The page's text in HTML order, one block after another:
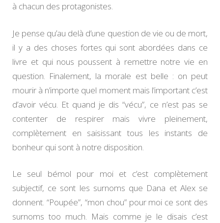
à chacun des protagonistes.
Je pense qu’au delà d’une question de vie ou de mort,
il y a des choses fortes qui sont abordées dans ce
livre et qui nous poussent à remettre notre vie en
question. Finalement, la morale est belle : on peut
mourir à n’importe quel moment mais l’important c’est
d’avoir vécu. Et quand je dis “vécu”, ce n’est pas se
contenter de respirer mais vivre pleinement,
complètement en saisissant tous les instants de
bonheur qui sont à notre disposition.
Le seul bémol pour moi et c’est complètement
subjectif, ce sont les surnoms que Dana et Alex se
donnent. “Poupée”, “mon chou” pour moi ce sont des
surnoms too much. Mais comme je le disais c’est